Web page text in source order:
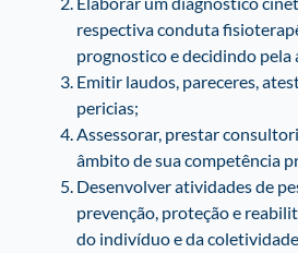
respectiva conduta
prognostico e decidindo
Emitir laudos, pareceres,
pericias;
Assessorar, prestar
âmbito de sua competência
Desenvolver atividades de
prevenção, proteção e
do indivíduo e da